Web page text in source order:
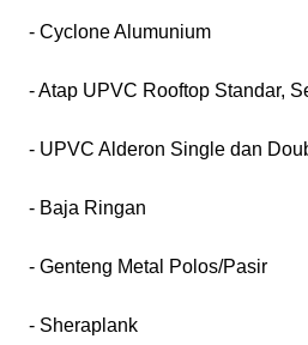
- Cyclone Alumunium
- Atap UPVC Rooftop Standar,
- UPVC Alderon Single dan
- Baja Ringan
- Genteng Metal Polos/Pasir
- Sheraplank